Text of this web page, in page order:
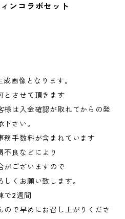
ンコラボセット
画像となります。
させて頂きます
は入金確認が取れてからの発
さい。
手数料が含まれています
良などにより
がございますので
くお願い致します。
で2週間
で早めにお召し上がりくださ